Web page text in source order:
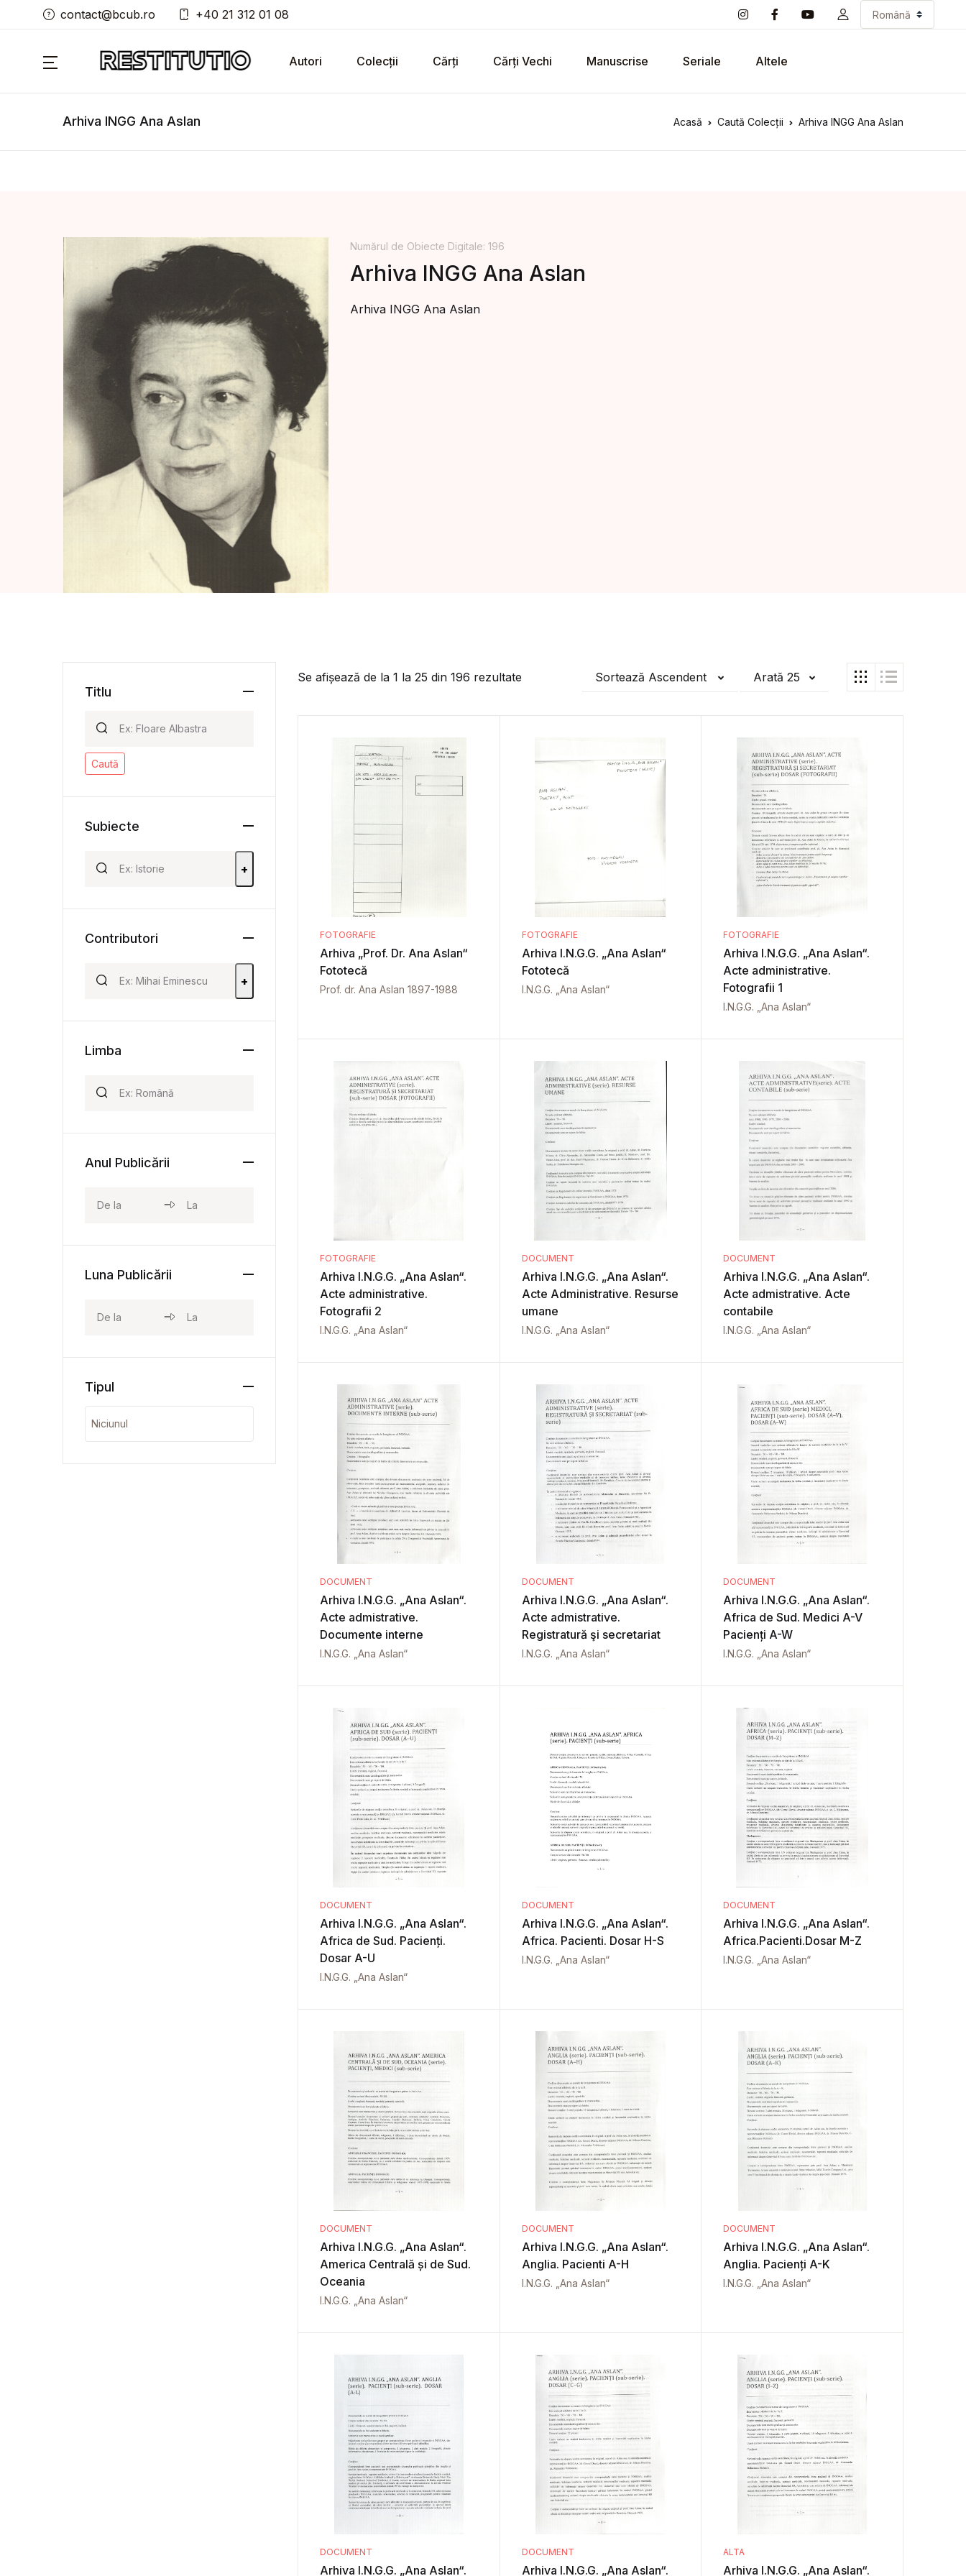
contact@bcub.ro +40 21 312 01 08
Autori Colecții Cărți Cărți Vechi Manuscrise Seriale Altele
Arhiva INGG Ana Aslan Acasă Caută Colecții Arhiva INGG Ana Aslan
Numărul de Obiecte Digitale: 196
Arhiva INGG Ana Aslan
Arhiva INGG Ana Aslan
Se afișează de la 1 la 25 din 196 rezultate Sortează Ascendent Arată 25
FOTOGRAFIE
Arhiva „Prof. Dr. Ana Aslan“
Fototecă
Prof. dr. Ana Aslan 1897-1988
FOTOGRAFIE
Arhiva I.N.G.G. „Ana Aslan“
Fototecă
I.N.G.G. „Ana Aslan“
FOTOGRAFIE
Arhiva I.N.G.G. „Ana Aslan“.
Acte administrative.
Fotografii 1
I.N.G.G. „Ana Aslan“
FOTOGRAFIE
Arhiva I.N.G.G. „Ana Aslan“.
Acte administrative.
Fotografii 2
I.N.G.G. „Ana Aslan“
DOCUMENT
Arhiva I.N.G.G. „Ana Aslan“.
Acte Administrative. Resurse
umane
I.N.G.G. „Ana Aslan“
DOCUMENT
Arhiva I.N.G.G. „Ana Aslan“.
Acte admistrative. Acte
contabile
I.N.G.G. „Ana Aslan“
DOCUMENT
Arhiva I.N.G.G. „Ana Aslan“.
Acte admistrative.
Documente interne
I.N.G.G. „Ana Aslan“
DOCUMENT
Arhiva I.N.G.G. „Ana Aslan“.
Acte admistrative.
Registratură şi secretariat
I.N.G.G. „Ana Aslan“
DOCUMENT
Arhiva I.N.G.G. „Ana Aslan“.
Africa de Sud. Medici A-V
Pacienți A-W
I.N.G.G. „Ana Aslan“
DOCUMENT
Arhiva I.N.G.G. „Ana Aslan“.
Africa de Sud. Pacienți.
Dosar A-U
I.N.G.G. „Ana Aslan“
DOCUMENT
Arhiva I.N.G.G. „Ana Aslan“.
Africa. Pacienti. Dosar H-S
I.N.G.G. „Ana Aslan“
DOCUMENT
Arhiva I.N.G.G. „Ana Aslan“.
Africa.Pacienti.Dosar M-Z
I.N.G.G. „Ana Aslan“
DOCUMENT
Arhiva I.N.G.G. „Ana Aslan“.
America Centrală și de Sud.
Oceania
I.N.G.G. „Ana Aslan“
DOCUMENT
Arhiva I.N.G.G. „Ana Aslan“.
Anglia. Pacienti A-H
I.N.G.G. „Ana Aslan“
DOCUMENT
Arhiva I.N.G.G. „Ana Aslan“.
Anglia. Pacienți A-K
I.N.G.G. „Ana Aslan“
DOCUMENT
Arhiva I.N.G.G. „Ana Aslan“.
DOCUMENT
Arhiva I.N.G.G. „Ana Aslan“.
ALTA
Arhiva I.N.G.G. „Ana Aslan“.
Titlu
Caută
Subiecte
+
Contributori
+
Limba
Anul Publicării
Luna Publicării
Tipul